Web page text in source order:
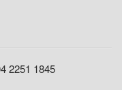
2251 1845